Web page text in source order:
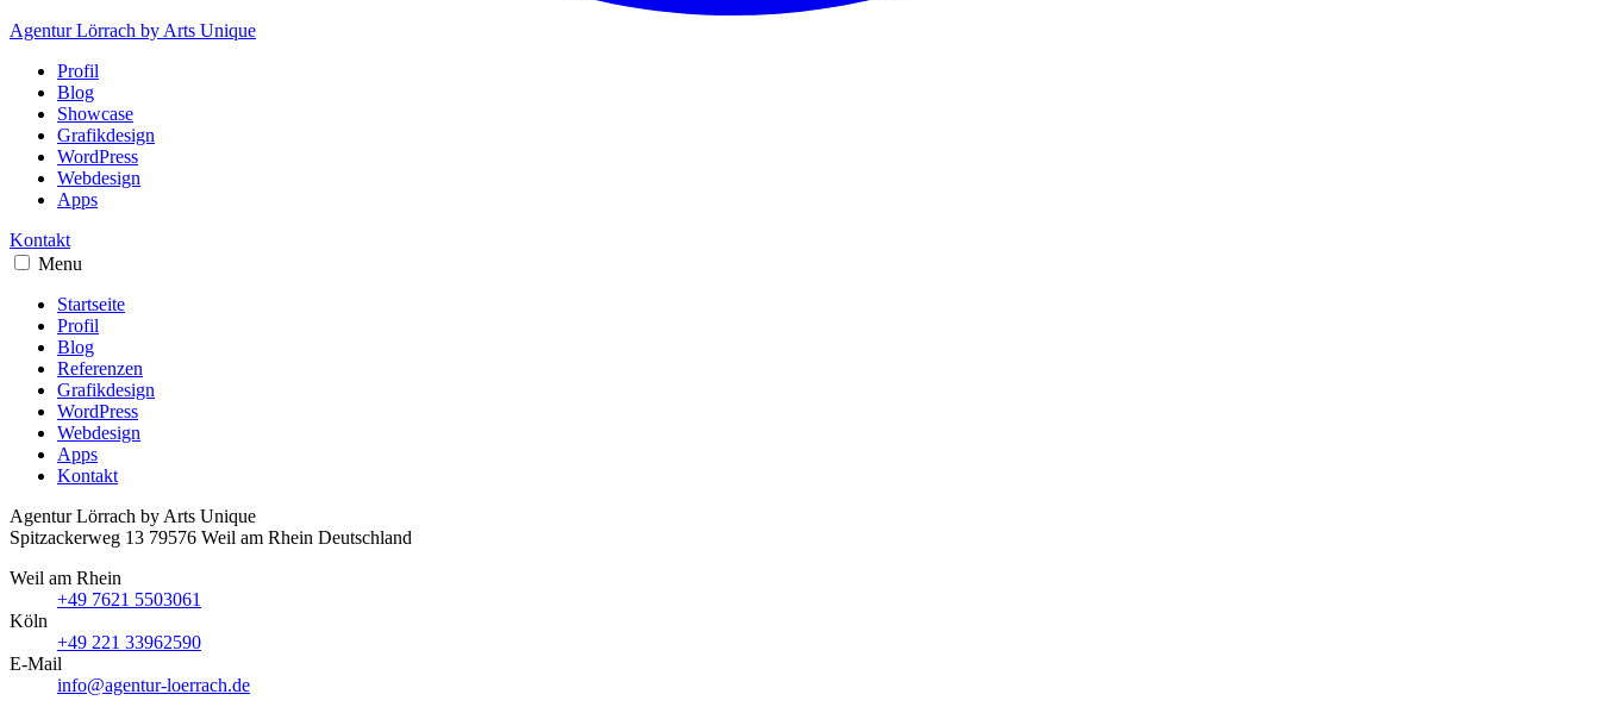
Agentur Lörrach by Arts Unique
Profil
Blog
Showcase
Grafikdesign
WordPress
Webdesign
Apps
Kontakt
Menu
Startseite
Profil
Blog
Referenzen
Grafikdesign
WordPress
Webdesign
Apps
Kontakt
Agentur Lörrach by Arts Unique
Spitzackerweg 13 79576 Weil am Rhein Deutschland
Weil am Rhein
+49 7621 5503061
Köln
+49 221 33962590
E-Mail
info@agentur-loerrach.de